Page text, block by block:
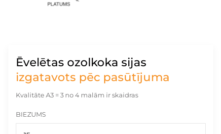
Ēvelētas ozolkoka sijas
izgatavots pēc pasūtījuma
Kvalitāte A3 = 3 no 4 malām ir skaidras
BIEZUMS